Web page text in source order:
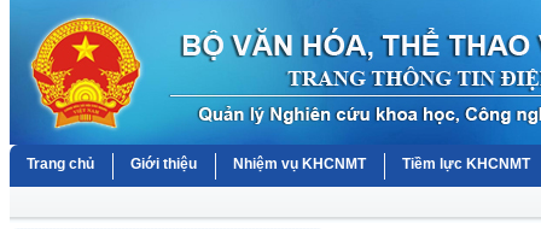
Trang chủ Giới thiệu Nhiệm vụ KHCNMT Tiềm lực KHCNMT